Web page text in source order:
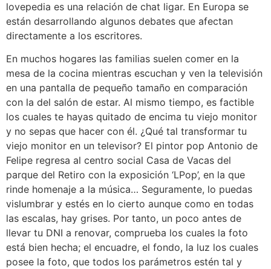
lovepedia es una relación de chat ligar. En Europa se
están desarrollando algunos debates que afectan
directamente a los escritores.
En muchos hogares las familias suelen comer en la
mesa de la cocina mientras escuchan y ven la televisión
en una pantalla de pequeño tamaño en comparación
con la del salón de estar. Al mismo tiempo, es factible
los cuales te hayas quitado de encima tu viejo monitor
y no sepas que hacer con él. ¿Qué tal transformar tu
viejo monitor en un televisor? El pintor pop Antonio de
Felipe regresa al centro social Casa de Vacas del
parque del Retiro con la exposición ‘LPop’, en la que
rinde homenaje a la música… Seguramente, lo puedas
vislumbrar y estés en lo cierto aunque como en todas
las escalas, hay grises. Por tanto, un poco antes de
llevar tu DNI a renovar, comprueba los cuales la foto
está bien hecha; el encuadre, el fondo, la luz los cuales
posee la foto, que todos los parámetros estén tal y